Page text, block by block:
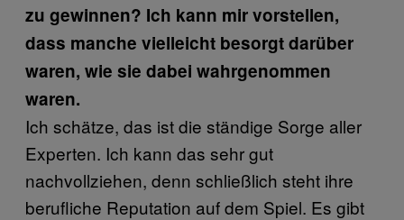
zu gewinnen? Ich kann mir vorstellen,
dass manche vielleicht besorgt darüber
waren, wie sie dabei wahrgenommen
waren.
Ich schätze, das ist die ständige Sorge aller
Experten. Ich kann das sehr gut
nachvollziehen, denn schließlich steht ihre
berufliche Reputation auf dem Spiel. Es gibt